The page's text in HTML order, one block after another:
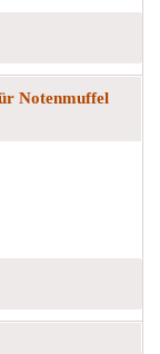
Notenmuffel